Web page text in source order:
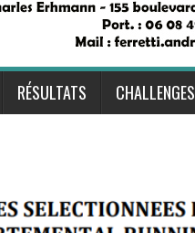
RÉSULTATS CHALLENGES